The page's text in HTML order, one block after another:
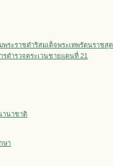
ะราชดำริสมเด็จพระเทพรัตนราชสุ
รตำรวจตระเวนชายแดนที่ 21
านาชาติ
ษา